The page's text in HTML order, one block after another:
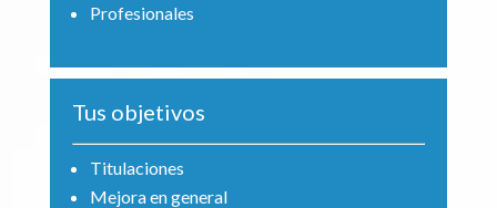
Profesionales
Tus objetivos
Titulaciones
Mejora en general